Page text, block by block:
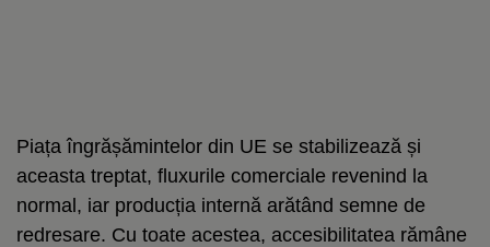
Piața îngrășămintelor din UE se stabilizează și
aceasta treptat, fluxurile comerciale revenind la
normal, iar producția internă arătând semne de
redresare. Cu toate acestea, accesibilitatea rămâne